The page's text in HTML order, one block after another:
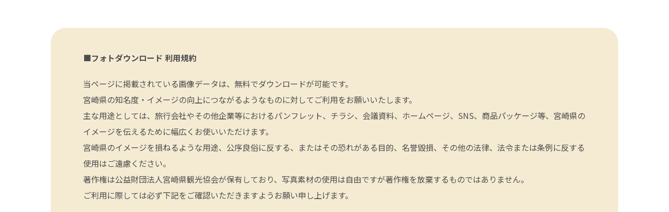
■フォトダウンロード 利用規約
当ページに掲載されている画像データは、無料でダウンロードが可能です。
宮崎県の知名度・イメージの向上につながるようなものに対してご利用をお願いいたします。
主な用途としては、旅行会社やその他企業等におけるパンフレット、チラシ、会議資料、ホームページ、SNS、商品パッケージ等、宮崎県の
イメージを伝えるために幅広くお使いいただけます。
宮崎県のイメージを損ねるような用途、公序良俗に反する、またはその恐れがある目的、名誉毀損、その他の法律、法令または条例に反する
使用はご遠慮ください。
著作権は公益財団法人宮崎県観光協会が保有しており、写真素材の使用は自由ですが著作権を放棄するものではありません。
ご利用に際しては必ず下記をご確認いただきますようお願い申し上げます。